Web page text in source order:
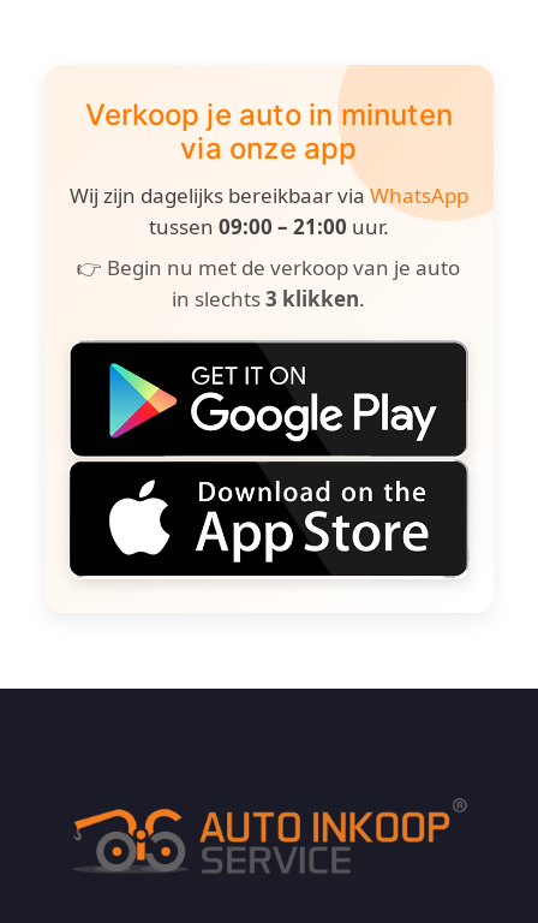
Verkoop je auto in minuten
via onze app
Wij zijn dagelijks bereikbaar viaWhatsApp
tussen 09:00 – 21:00 uur.
👉 Begin nu met de verkoop van je auto
in slechts3 klikken.